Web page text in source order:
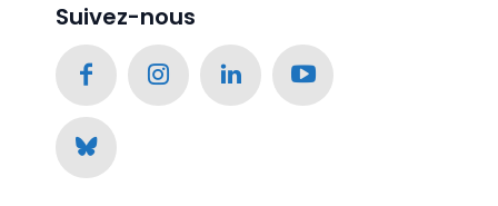
Suivez-nous